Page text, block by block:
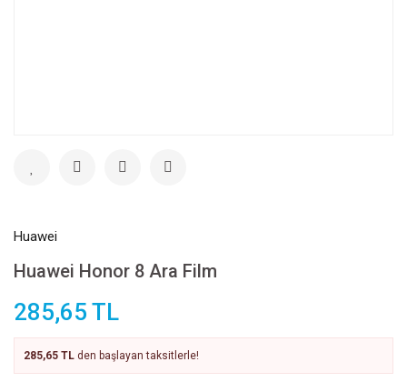
Huawei
Huawei Honor 8 Ara Film
285,65 TL
285,65 TL den başlayan taksitlerle!